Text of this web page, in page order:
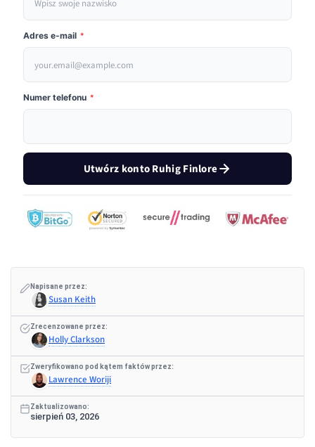
Adres e-mail *
Numer telefonu *
Utwórz konto Ruhig Finlore
Napisane przez:
Susan Keith
Zrecenzowane przez:
Holly Clarkson
Zweryfikowano pod kątem faktów przez:
Lawrence Woriji
Zaktualizowano:
sierpień 03, 2026